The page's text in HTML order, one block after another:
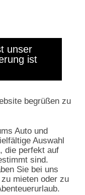
unser
ist
begrüßen zu
Auto und
Auswahl
die perfekt auf
sind.
Sie bei uns
mieten oder zu